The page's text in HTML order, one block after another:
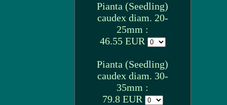
Pianta (Seedling)
caudex diam. 20-
25mm :
46.55 EUR
Pianta (Seedling)
caudex diam. 30-
35mm :
79.8 EUR